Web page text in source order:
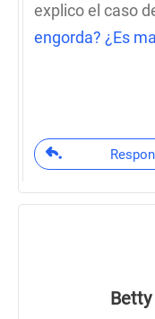
explico el caso
engorda? ¿Es